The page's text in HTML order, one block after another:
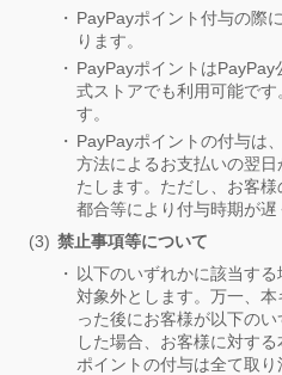
PayPayポイント付与の際
ります。
PayPayポイントは
式ストアでも利用可能で
す。
PayPayポイントの付与は
方法によるお支払いの翌
たします。ただし、お客
都合等により付与時期が遅
禁止事項等について
以下のいずれかに該当す
対象外とします。万一、
った後にお客様が以下の
した場合、お客様に対す
ポイントの付与は全て取り